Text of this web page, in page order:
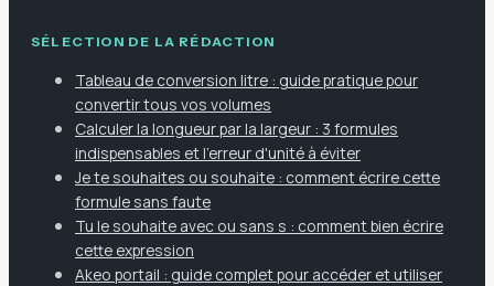
SÉLECTION DE LA RÉDACTION
Tableau de conversion litre : guide pratique pour
convertir tous vos volumes
Calculer la longueur par la largeur : 3 formules
indispensables et l'erreur d'unité à éviter
Je te souhaites ou souhaite : comment écrire cette
formule sans faute
Tu le souhaite avec ou sans s : comment bien écrire
cette expression
Akeo portail : guide complet pour accéder et utiliser